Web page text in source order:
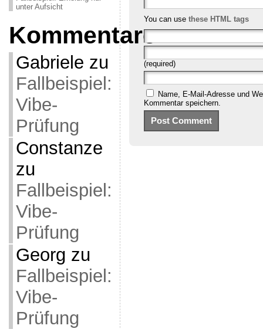
unter Aufsicht
Kommentare
Gabriele zu
Fallbeispiel:
Vibe-
Prüfung
Constanze
zu
Fallbeispiel:
Vibe-
Prüfung
Georg zu
Fallbeispiel:
Vibe-
Prüfung
You can use these HTML tags
(required)
Name, E-Mail-Adresse und
Kommentar speichern.